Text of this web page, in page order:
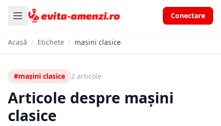
Conectare
Acasă / Etichete / mașini clasice
#mașini clasice 2 articole
Articole despre mașini
clasice